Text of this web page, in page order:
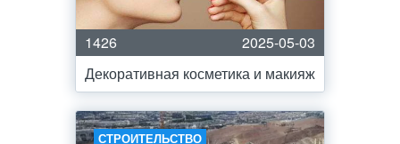
1426
2025-05-03
Декоративная косметика и макияж
СТРОИТЕЛЬСТВО